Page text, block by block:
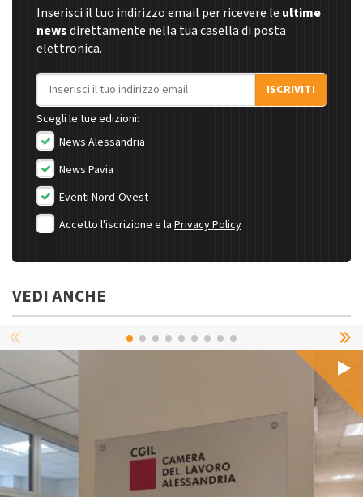
Inserisci il tuo indirizzo email per ricevere le ultime
newsdirettamente nella tua casella di posta
elettronica.
Indirizzo email
ISCRIVITI
Scegli le tue edizioni:
News Alessandria
News Pavia
Eventi Nord-Ovest
Accetto l'iscrizione e la Privacy Policy
VEDI ANCHE